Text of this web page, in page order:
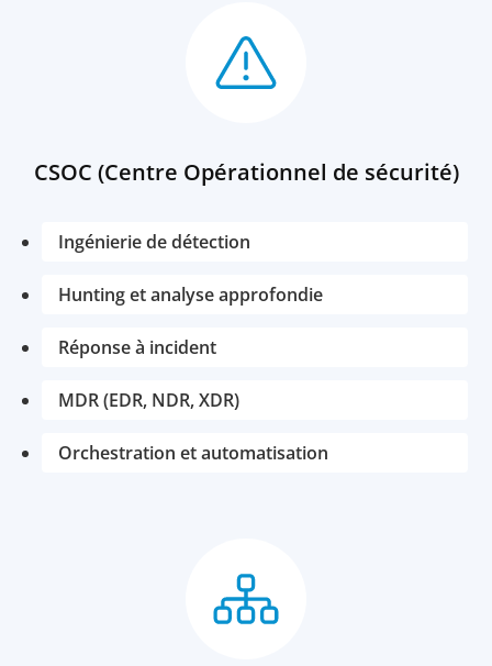
CSOC (Centre Opérationnel de sécurité)
Ingénierie de détection
Hunting et analyse approfondie
Réponse à incident
MDR (EDR, NDR, XDR)
Orchestration et automatisation